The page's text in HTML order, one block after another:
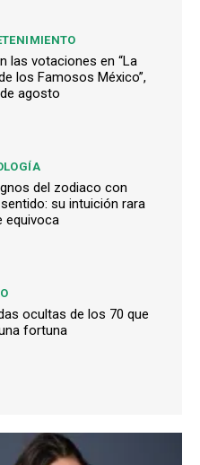
las votaciones en “La
los Famosos México”,
agosto
del zodiaco con
su intuición rara
equivoca
ocultas de los 70 que
fortuna